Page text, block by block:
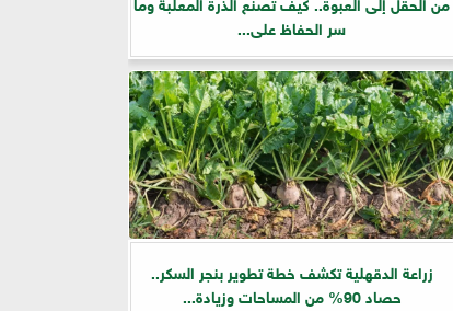
سر الحفاظ على...
زراعة الدقهلية تكشف خطة تطوير بنجر السكر..
حصاد 90% من المساحات وزيادة...